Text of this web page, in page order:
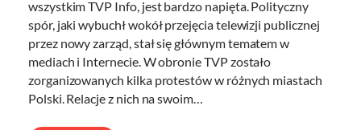
wszystkim TVP Info, jest bardzo napięta. Polityczny
spór, jaki wybuchł wokół przejęcia telewizji publicznej
przez nowy zarząd, stał się głównym tematem w
mediach i Internecie. W obronie TVP zostało
zorganizowanych kilka protestów w różnych miastach
Polski. Relacje z nich na swoim…